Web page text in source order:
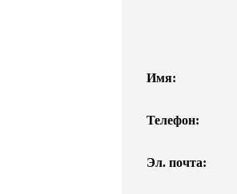
Имя:
Телефон:
Эл. почта: